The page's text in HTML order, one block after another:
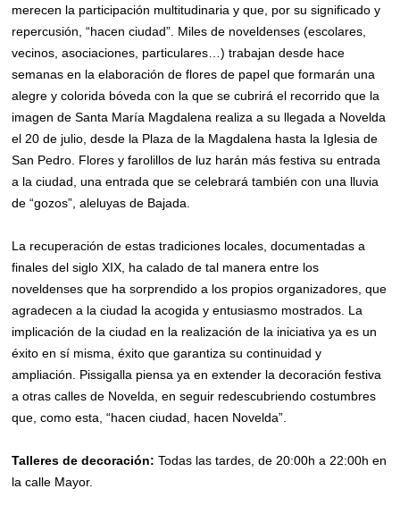
merecen la participación multitudinaria y que, por su significado y
repercusión, “hacen ciudad”. Miles de noveldenses (escolares,
vecinos, asociaciones, particulares…) trabajan desde hace
semanas en la elaboración de flores de papel que formarán una
alegre y colorida bóveda con la que se cubrirá el recorrido que la
imagen de Santa María Magdalena realiza a su llegada a Novelda
el 20 de julio, desde la Plaza de la Magdalena hasta la Iglesia de
San Pedro. Flores y farolillos de luz harán más festiva su entrada
a la ciudad, una entrada que se celebrará también con una lluvia
de “gozos”, aleluyas de Bajada.
La recuperación de estas tradiciones locales, documentadas a
finales del siglo XIX, ha calado de tal manera entre los
noveldenses que ha sorprendido a los propios organizadores, que
agradecen a la ciudad la acogida y entusiasmo mostrados. La
implicación de la ciudad en la realización de la iniciativa ya es un
éxito en sí misma, éxito que garantiza su continuidad y
ampliación. Pissigalla piensa ya en extender la decoración festiva
a otras calles de Novelda, en seguir redescubriendo costumbres
que, como esta, “hacen ciudad, hacen Novelda”.
Talleres de decoración: Todas las tardes, de 20:00h a 22:00h en
la calle Mayor.